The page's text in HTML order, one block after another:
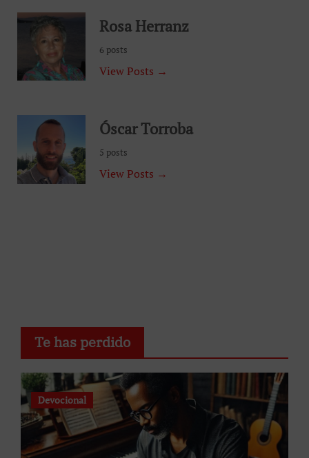
Rosa Herranz
6 posts
View Posts →
Óscar Torroba
5 posts
View Posts →
Te has perdido
Devocional